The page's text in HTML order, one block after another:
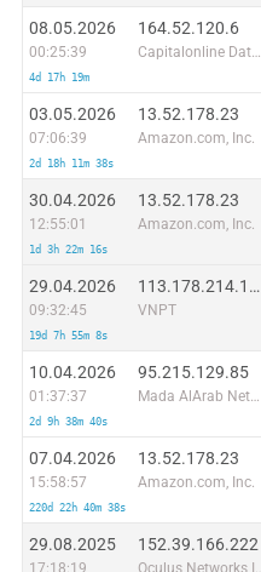
08.05.2026
00:25:39
4d 17h 19m
164.52.120.6
Capitalonline Data Service (HK) Co
03.05.2026
07:06:39
2d 18h 11m 38s
13.52.178.23
Amazon.com, Inc.
30.04.2026
12:55:01
1d 3h 22m 16s
13.52.178.23
Amazon.com, Inc.
29.04.2026
09:32:45
19d 7h 55m 8s
113.178.214.114
VNPT
10.04.2026
01:37:37
2d 9h 38m 40s
95.215.129.85
Mada AlArab Network
07.04.2026
15:58:57
220d 22h 40m 38s
13.52.178.23
Amazon.com, Inc.
29.08.2025
17:18:19
152.39.166.222